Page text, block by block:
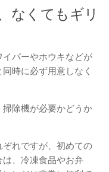
なくてもギリ
パーやホウキなどが
時に必ず用意しなく
除機が必要かどうか
れですが、初めての
、冷凍食品やお弁